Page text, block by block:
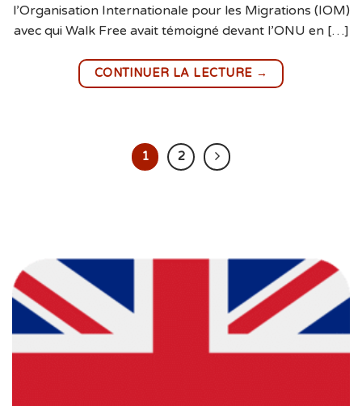
l’Organisation Internationale pour les Migrations (IOM)
avec qui Walk Free avait témoigné devant l’ONU en […]
CONTINUER LA LECTURE →
1 2